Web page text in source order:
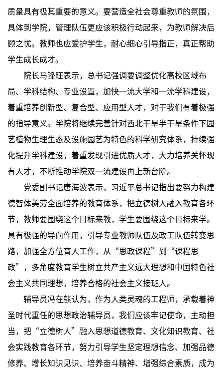
质量具有极其重要的意义。要营造全社会尊重教师的氛围，
具体到学院，管理队伍更应该积极行动起来，为教师解决后
顾之忧。教师也应爱护学生，耐心细心引导指正，真正帮助
学生成长成才。
院长马锋旺表示，总书记强调要调整优化高校区域布
局、学科结构、专业设置，加快一流大学和一流学科建设，
着重培养创新型、复合型、应用型人才，对于我们有着极强
的指导意义。学院将继续完善针对西北干旱半干旱条件下园
艺植物生理生态及设施园艺为特色的科学研究体系，持续强
化提升学科建设，着重发现引进优质人才，大力培养关怀现
有人才，不断推动学院双一流建设再上新台阶。
党委副书记唐海波表示，习近平总书记指出要努力构建
德智体美劳全面培养的教育体系，把立德树人融入教育各环
节，教师要围绕这个目标来教，学生要围绕这个目标来学。
具有极强的导向作用，引导专业教师队伍及政工队伍转变思
路，加强全方位育人工作，从“思政课程”到“课程思
政”，多角度教育学生树立共产主义远大理想和中国特色社
会主义共同理想，培养合格的社会主义接班人。
辅导员冯在麒认为，作为人类灵魂的工程师，承载着神
圣时代重任的思想政治辅导员，我们应该牢记使命，主动担
当，把“立德树人”融入思想道德教育、文化知识教育、社
会实践教育各环节，努力引导学生坚定理想信念、加强品德
修养、增长知识见识、培养奋斗精神、增强综合素质，成为